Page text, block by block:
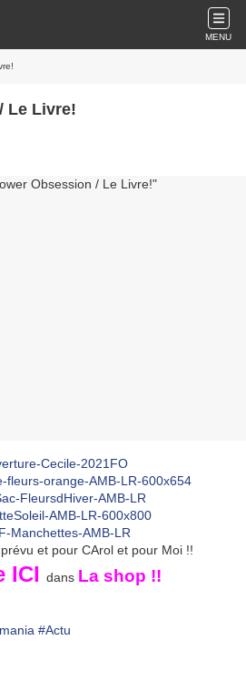
MENU
Le Livre!
et pour CArol et pour Moi !!
ICI dans La shop !!
#Actu